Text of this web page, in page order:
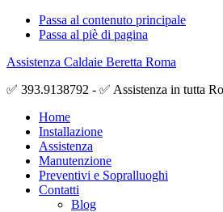
Passa al contenuto principale
Passa al piè di pagina
Assistenza Caldaie Beretta Roma
✅ 393.9138792 - ✅ Assistenza in tutta
Home
Installazione
Assistenza
Manutenzione
Preventivi e Sopralluoghi
Contatti
Blog